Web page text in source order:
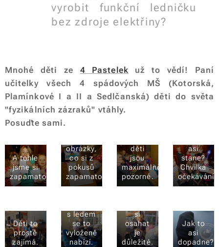
vyrobit funkční ledničku
bez zdroje elektřiny?
Mnohé děti ze 4 Pastelek už to vědí! Paní
učitelky všech 4 spádových MŠ (Kotorská,
Plamínkové I a II a Sedlčanská) děti do světa
"fyzikálních zázraků" vtáhly.
Posuďte sami.
A tohle
jsme si
zapamatovaly.
obrázky,
co si z
pokusů
zapamatovaly.
děti
jsou
maximálně
pozorné.
asi
stane?
Chvilka
Děti to
prostě
zajímá.
Pokusy
se dají
s ledem
se to
vyloženě
nabízí.
si
osahat
je
důležité.
Jak to
asi
dopadne?